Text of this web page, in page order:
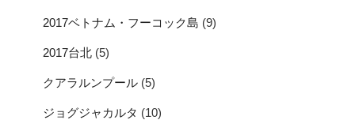
2017ベトナム・フーコック島 (9)
2017台北 (5)
クアラルンプール (5)
ジョグジャカルタ (10)